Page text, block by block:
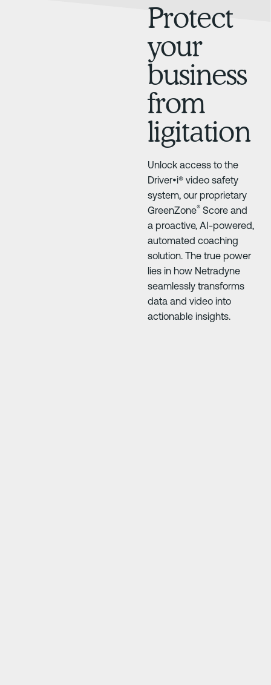
Protect
your
business
from
ligitation
Unlock access to the
Driver•i® video safety
system, our proprietary
GreenZone® Score and
a proactive, AI-powered,
automated coaching
solution. The true power
lies in how Netradyne
seamlessly transforms
data and video into
actionable insights.